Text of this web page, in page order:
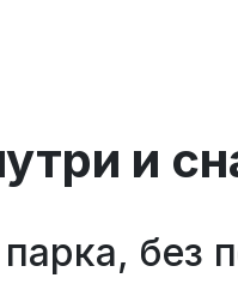
и
без